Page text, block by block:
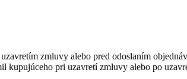
zmluvy alebo pred odoslaním
kupujúceho pri uzavretí zmluvy alebo po